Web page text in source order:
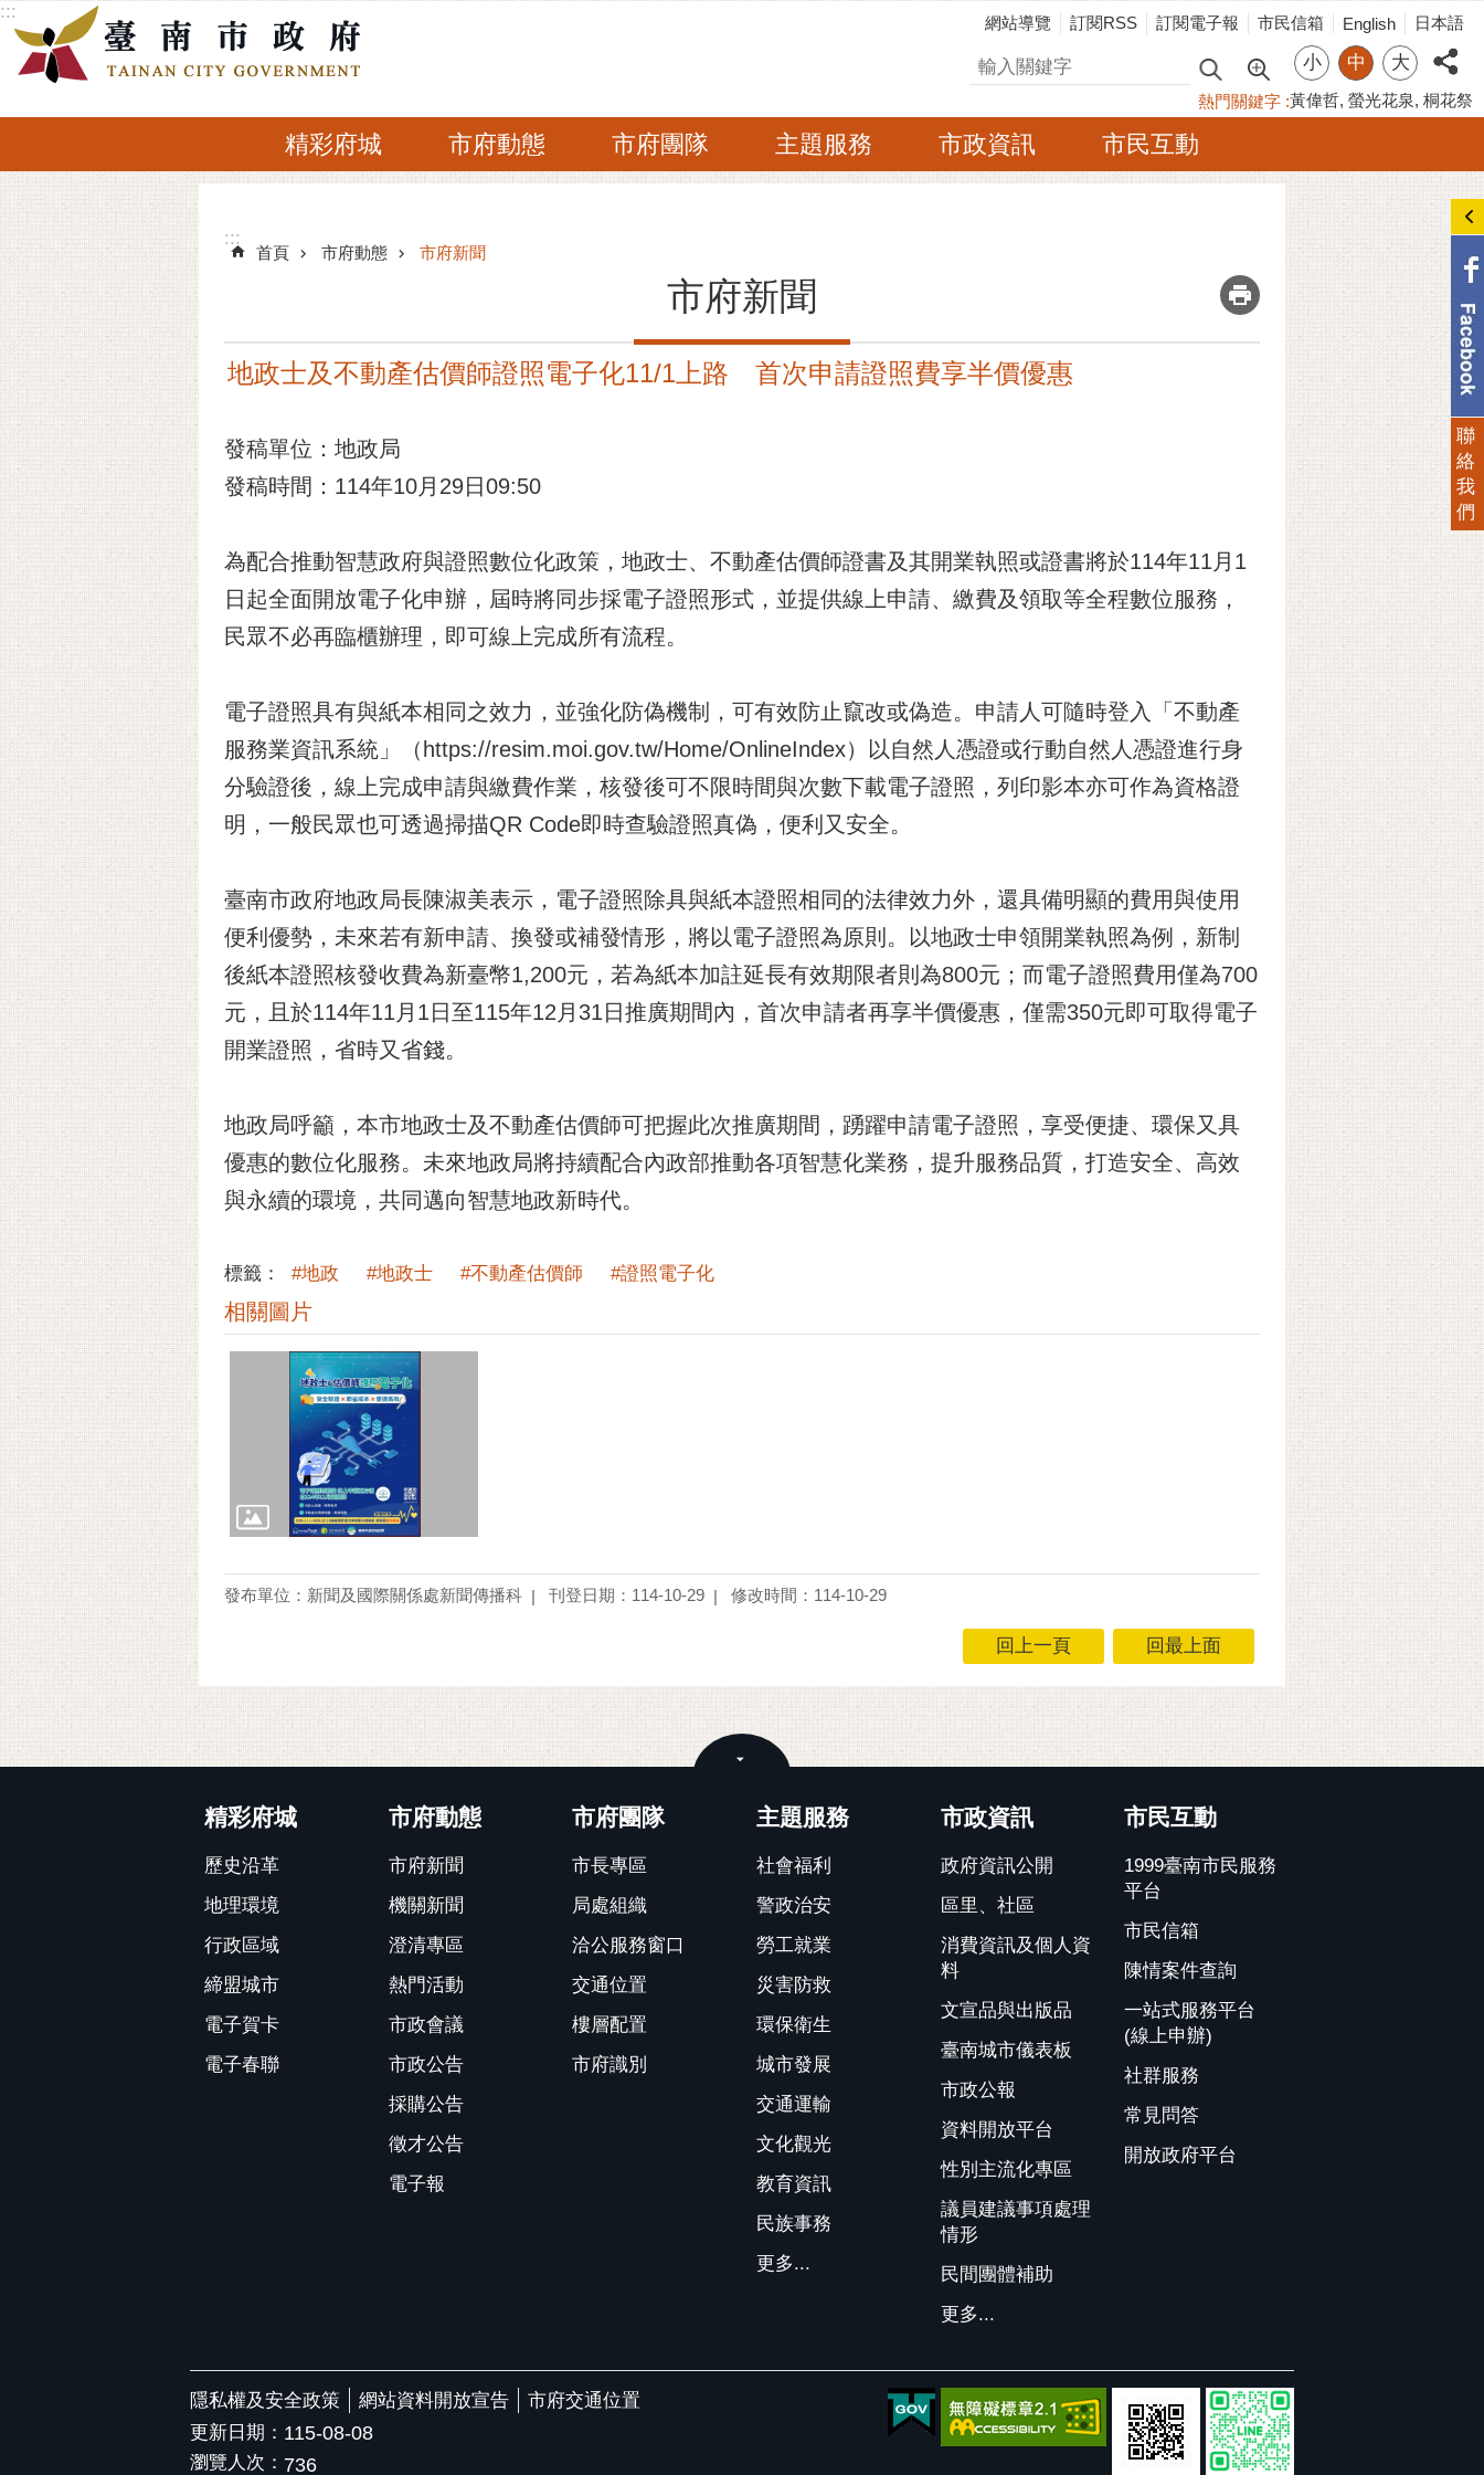
跳到主要內容區塊
:::
網站導覽 訂閱RSS 訂閱電子報 市民信箱 English 日本語
搜尋 小 中 大
熱門關鍵字 黃偉哲 螢光花泉 桐花祭
精彩府城 市府動態 市府團隊 主題服務 市政資訊 市民互動
:::
:::
首頁 市府動態 市府新聞
市府新聞 _
地政士及不動產估價師證照電子化11/1上路 首次申請證照費享半價優惠
發稿單位：地政局
發稿時間：114年10月29日09:50
為配合推動智慧政府與證照數位化政策，地政士、不動產估價師證書及其開業執照或證書將於114年11月1
日起全面開放電子化申辦，屆時將同步採電子證照形式，並提供線上申請、繳費及領取等全程數位服務，
民眾不必再臨櫃辦理，即可線上完成所有流程。
電子證照具有與紙本相同之效力，並強化防偽機制，可有效防止竄改或偽造。申請人可隨時登入「不動產
服務業資訊系統」（https://resim.moi.gov.tw/Home/OnlineIndex）以自然人憑證或行動自然人憑證進行身
分驗證後，線上完成申請與繳費作業，核發後可不限時間與次數下載電子證照，列印影本亦可作為資格證
明，一般民眾也可透過掃描QR Code即時查驗證照真偽，便利又安全。
臺南市政府地政局長陳淑美表示，電子證照除具與紙本證照相同的法律效力外，還具備明顯的費用與使用
便利優勢，未來若有新申請、換發或補發情形，將以電子證照為原則。以地政士申領開業執照為例，新制
後紙本證照核發收費為新臺幣1,200元，若為紙本加註延長有效期限者則為800元；而電子證照費用僅為700
元，且於114年11月1日至115年12月31日推廣期間內，首次申請者再享半價優惠，僅需350元即可取得電子
開業證照，省時又省錢。
地政局呼籲，本市地政士及不動產估價師可把握此次推廣期間，踴躍申請電子證照，享受便捷、環保又具
優惠的數位化服務。未來地政局將持續配合內政部推動各項智慧化業務，提升服務品質，打造安全、高效
與永續的環境，共同邁向智慧地政新時代。
標籤： #地政 #地政士 #不動產估價師 #證照電子化
相關圖片
發布單位：新聞及國際關係處新聞傳播科 刊登日期：114-10-29 修改時間：114-10-29
回上一頁 回最上面
精彩府城
歷史沿革
地理環境
行政區域
締盟城市
電子賀卡
電子春聯
市府動態
市府新聞
機關新聞
澄清專區
熱門活動
市政會議
市政公告
採購公告
徵才公告
電子報
市府團隊
市長專區
局處組織
洽公服務窗口
交通位置
樓層配置
市府識別
主題服務
社會福利
警政治安
勞工就業
災害防救
環保衛生
城市發展
交通運輸
文化觀光
教育資訊
民族事務
更多...
市政資訊
政府資訊公開
區里、社區
消費資訊及個人資
料
文宣品與出版品
臺南城市儀表板
市政公報
資料開放平台
性別主流化專區
議員建議事項處理
情形
民間團體補助
更多...
市民互動
1999臺南市民服務
平台
市民信箱
陳情案件查詢
一站式服務平台
(線上申辦)
社群服務
常見問答
開放政府平台
隱私權及安全政策 網站資料開放宣告
市府交通位置
更新日期： 115-08-08
瀏覽人次： 736
聯
絡
我
們